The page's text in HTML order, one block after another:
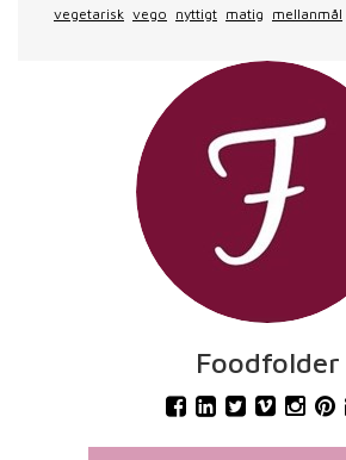
vegetarisk vego nyttigt matig mellanmål
Foodfolder